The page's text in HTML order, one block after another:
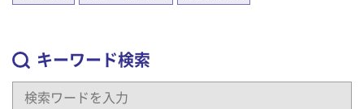
キーワード検索